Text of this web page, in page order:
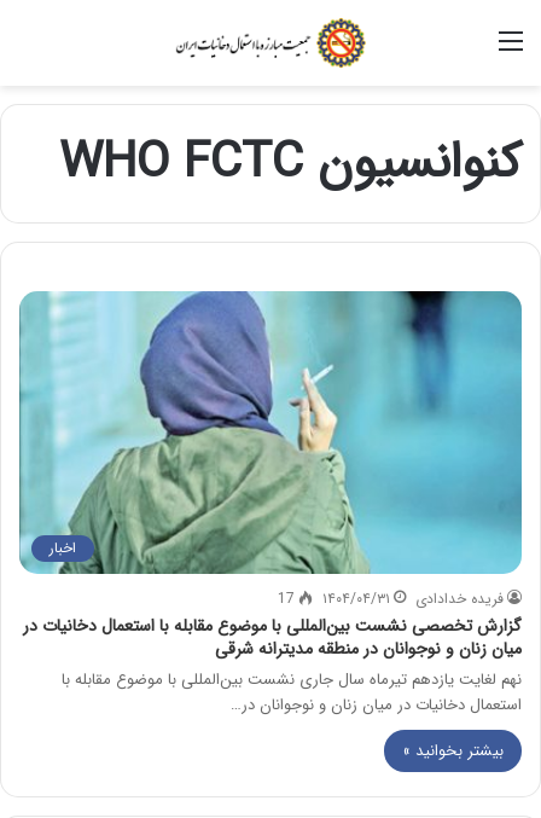
کنوانسیون WHO FCTC
اخبار
فریده خدادادی ۱۴۰۴/۰۴/۳۱ 17
گزارش تخصصی نشست بین‌المللی با موضوع مقابله با استعمال دخانیات در
میان زنان و نوجوانان در منطقه مدیترانه شرقی
نهم لغایت یازدهم تیرماه سال جاری نشست بین‌المللی با موضوع مقابله با
استعمال دخانیات در میان زنان و نوجوانان در…
بیشتر بخوانید »